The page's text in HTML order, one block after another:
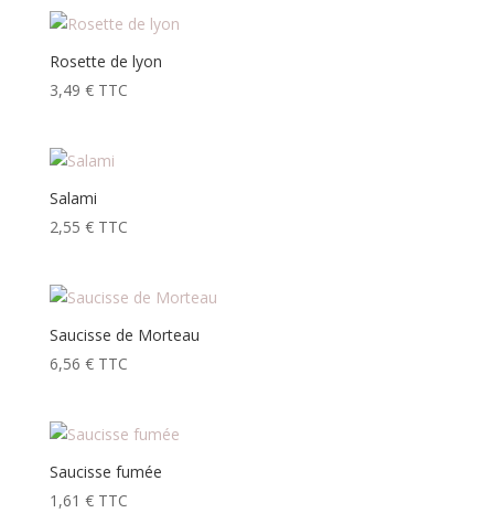
Rosette de lyon
3,49 € TTC
Salami
2,55 € TTC
Saucisse de Morteau
6,56 € TTC
Saucisse fumée
1,61 € TTC